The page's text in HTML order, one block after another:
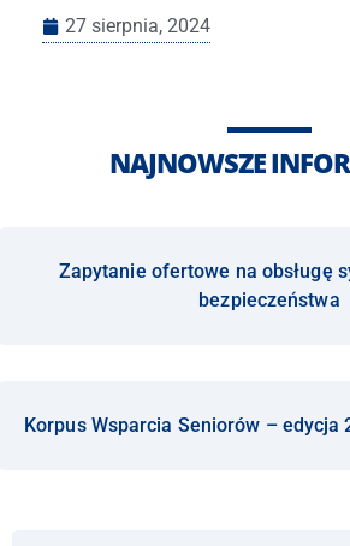
27 sierpnia, 2024
NAJNOWSZE
Zapytanie ofertowe na obsługę
bezpieczeństwa
Korpus Wsparcia Seniorów – edycja